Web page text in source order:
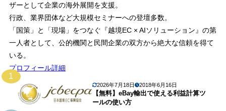
ザーとして企業の海外展開を支援。
行政、業界団体など大規模セミナーへの登壇多数。
「国策」と「現場」をつなぐ『越境EC × AIソリューション』の第
一人者として、公的機関と民間企業の双方から絶大な信頼を得て
いる。
プロフィール詳細
1
2026年7月18日 2018年6月16日
【無料】eBay輸出で使える利益計算ツ
ールの使い方